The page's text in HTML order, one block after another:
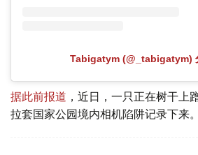
Tabigatym (@_tabigatym)
据此前报道 ，近日，一只正在树干上
拉套国家公园境内相机陷阱记录下来。